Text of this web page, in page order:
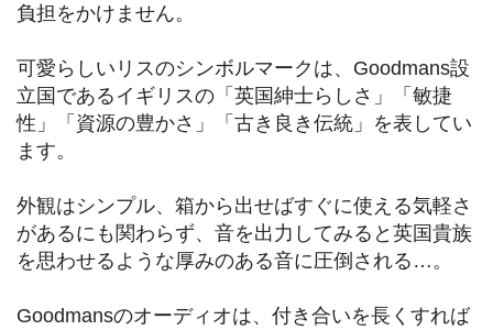
負担をかけません。
可愛らしいリスのシンボルマークは、Goodmans設
立国であるイギリスの「英国紳士らしさ」「敏捷
性」「資源の豊かさ」「古き良き伝統」を表してい
ます。
外観はシンプル、箱から出せばすぐに使える気軽さ
があるにも関わらず、音を出力してみると英国貴族
を思わせるような厚みのある音に圧倒される…。
Goodmansのオーディオは、付き合いを長くすれば